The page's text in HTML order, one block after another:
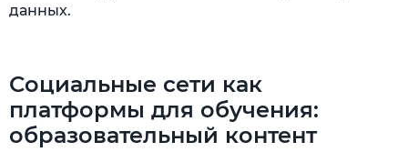
данных.
Социальные сети как
платформы для обучения:
образовательный контент